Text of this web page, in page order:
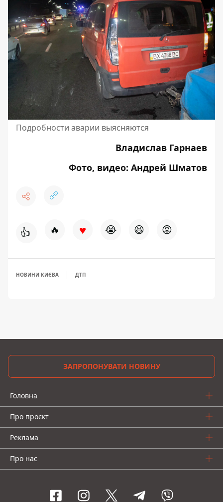
Подробности аварии выясняются
Владислав Гарнаев
Фото, видео: Андрей Шматов
👍 🔥 ♥ 😭 😆 😡
НОВИНИ КИЄВА ДТП
ЗАПРОПОНУВАТИ НОВИНУ
Головна
Про проєкт
Реклама
Про нас